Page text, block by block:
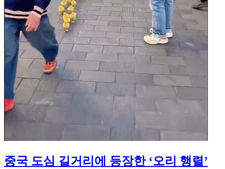
중국 도심 길거리에 등장한 ‘오리 행렬’